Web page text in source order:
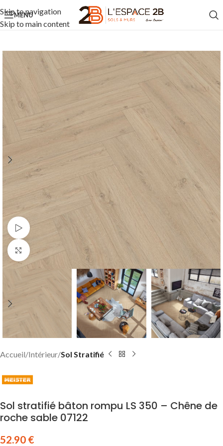
Skip to navigation
Skip to main content
MENU
Watch video
Click to enlarge
Accueil Intérieur Sol Stratifié
Sol stratifié bâton rompu LS 350 – Chêne de
roche sable 07122
52.90 €